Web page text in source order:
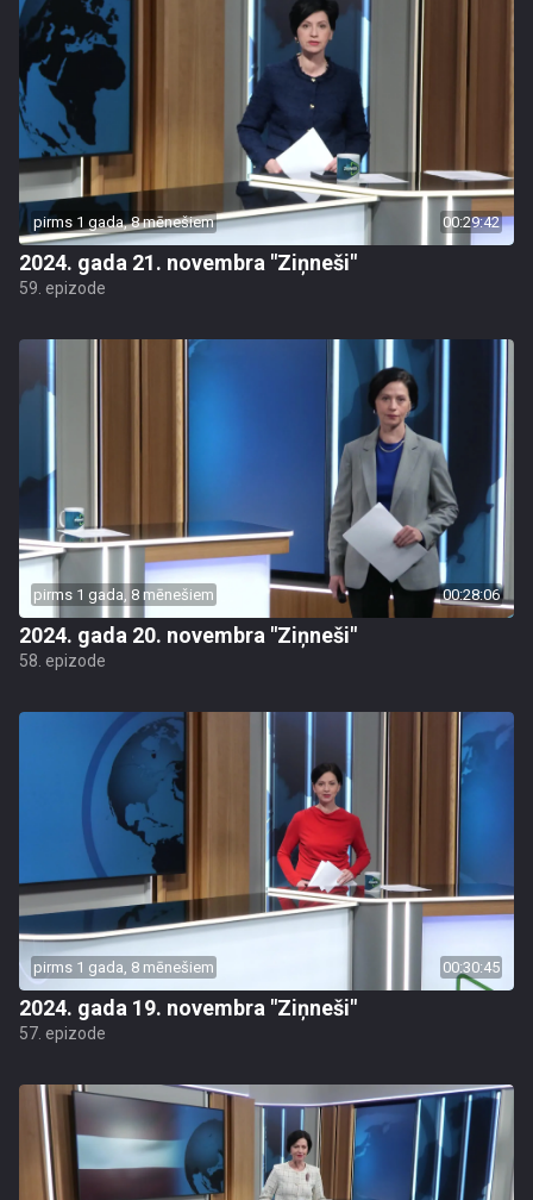
pirms 1 gada, 8 mēnešiem 00:29:42
2024. gada 21. novembra "Ziņneši"
59. epizode
pirms 1 gada, 8 mēnešiem 00:28:06
2024. gada 20. novembra "Ziņneši"
58. epizode
pirms 1 gada, 8 mēnešiem 00:30:45
2024. gada 19. novembra "Ziņneši"
57. epizode